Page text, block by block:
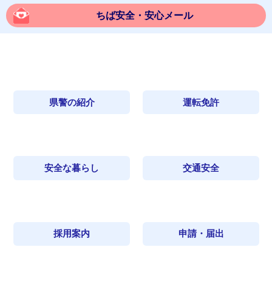
ちば安全・安心メール
県警の紹介 運転免許
安全な暮らし 交通安全
採用案内 申請・届出